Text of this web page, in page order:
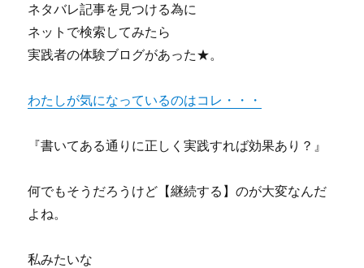
ネタバレ記事を見つける為に
ネットで検索してみたら
実践者の体験ブログがあった★。
わたしが気になっているのはコレ・・・
『書いてある通りに正しく実践すれば効果あり？』
何でもそうだろうけど【継続する】のが大変なんだ
よね。
私みたいな